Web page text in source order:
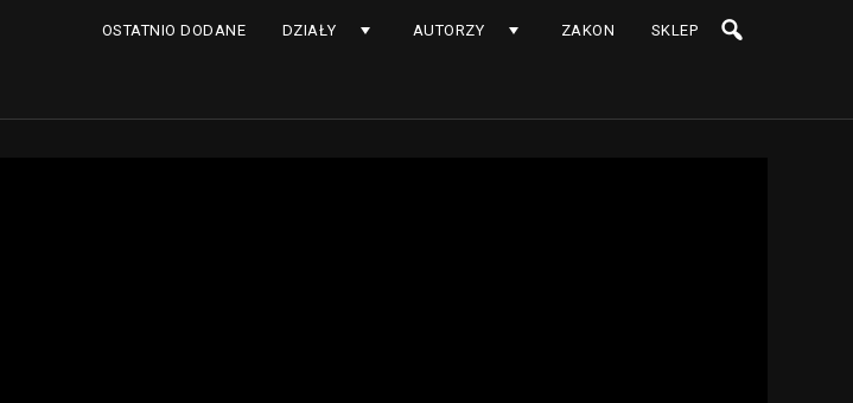
OSTATNIO DODANE DZIAŁY AUTORZY ZAKON SKLEP